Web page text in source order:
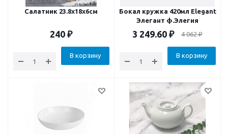
Салатник 23.8х18х6см
240 ₽
В корзину
Бокал кружка 420мл Elegant
Элегант ф.Элегия
3 249.60 ₽ 4 062₽
В корзину